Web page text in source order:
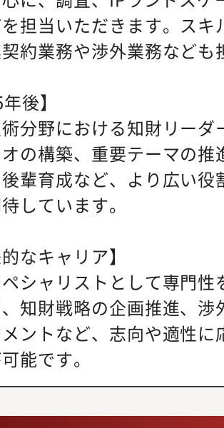
担当いただきます。ス
約業務や渉外業務など
後】
分野における知財リー
の構築、重要テーマの
輩育成など、より広い
しています。
的なキャリア】
シャリストとして専門
知財戦略の企画推進、
ントなど、志向や適性
能です。